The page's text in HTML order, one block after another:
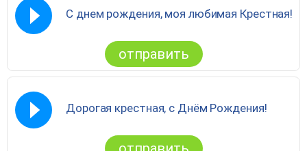
С днем рождения, моя любимая Крестная!
отправить
Дорогая крестная, с Днём Рождения!